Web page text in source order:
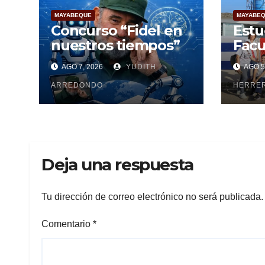
MAYABEQUE
Concurso “Fidel en
nuestros tiempos”
AGO 7, 2026 YUDITH
ARREDONDO
AGO
Deja una respuesta
Tu dirección de correo electrónico no será publicada.
Comentario *